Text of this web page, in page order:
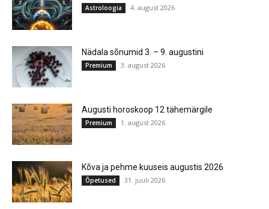
Astroloogia 4. august 2026
Nädala sõnumid 3. – 9. augustini
Premium 3. august 2026
Augusti horoskoop 12 tähemärgile
Premium 1. august 2026
Kõva ja pehme kuuseis augustis 2026
Õpetused 31. juuli 2026